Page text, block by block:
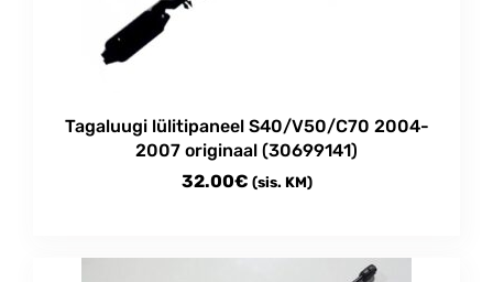
Tagaluugi lülitipaneel S40/V50/C70 2004-
2007 originaal (30699141)
32.00€ (sis. KM)